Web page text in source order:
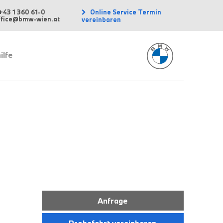
1 360 61-0
wien.at
Online Service Termin
vereinbaren
Anfrage